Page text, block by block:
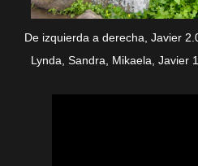
De izquierda a derecha, Javier 2.0, Aldo el boliviano, Cynthia,
Lynda, Sandra, Mikaela, Javier